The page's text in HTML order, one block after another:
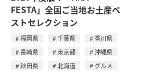
FESTA」全国ご当地お土産ベ
ストセレクション
福岡県 千葉県
香川県
長崎県
東京都
沖縄県
秋田県
北海道 グルメ